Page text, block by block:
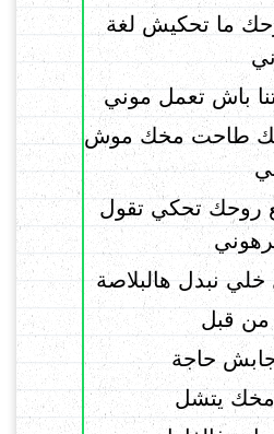
ما تحكيش لغة
باش تعمل موني
طاحت مخك موش
روحك تحكي تقول
نبدل هالبلاصة
من قبل
حاجة
مخك يتشل